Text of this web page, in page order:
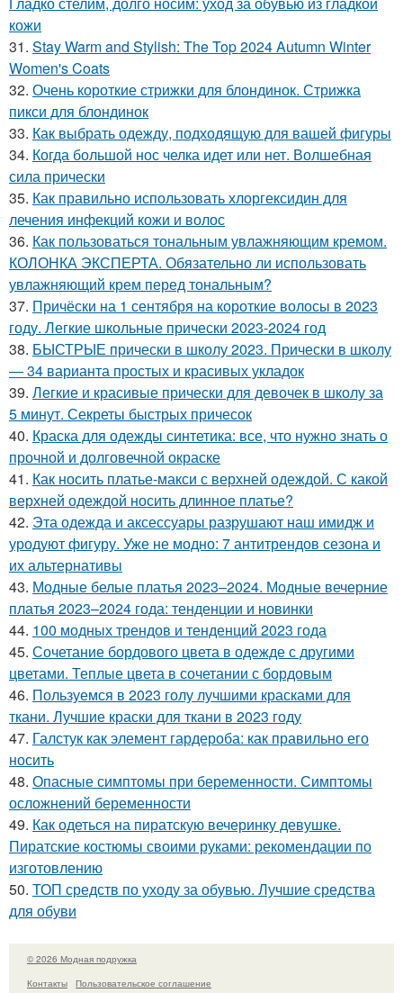
кожи
31. Stay Warm and Stylish: The Top 2024 Autumn Winter
Women's Coats
32. Очень короткие стрижки для блондинок. Стрижка
пикси для блондинок
33. Как выбрать одежду, подходящую для вашей фигуры
34. Когда большой нос челка идет или нет. Волшебная
сила прически
35. Как правильно использовать хлоргексидин для
лечения инфекций кожи и волос
36. Как пользоваться тональным увлажняющим кремом.
КОЛОНКА ЭКСПЕРТА. Обязательно ли использовать
увлажняющий крем перед тональным?
37. Причёски на 1 сентября на короткие волосы в 2023
году. Легкие школьные прически 2023-2024 год
38. БЫСТРЫЕ прически в школу 2023. Прически в школу
— 34 варианта простых и красивых укладок
39. Легкие и красивые прически для девочек в школу за
5 минут. Секреты быстрых причесок
40. Краска для одежды синтетика: все, что нужно знать о
прочной и долговечной окраске
41. Как носить платье-макси с верхней одеждой. С какой
верхней одеждой носить длинное платье?
42. Эта одежда и аксессуары разрушают наш имидж и
уродуют фигуру. Уже не модно: 7 антитрендов сезона и
их альтернативы
43. Модные белые платья 2023–2024. Модные вечерние
платья 2023–2024 года: тенденции и новинки
44. 100 модных трендов и тенденций 2023 года
45. Сочетание бордового цвета в одежде с другими
цветами. Теплые цвета в сочетании с бордовым
46. Пользуемся в 2023 голу лучшими красками для
ткани. Лучшие краски для ткани в 2023 году
47. Галстук как элемент гардероба: как правильно его
носить
48. Опасные симптомы при беременности. Симптомы
осложнений беременности
49. Как одеться на пиратскую вечеринку девушке.
Пиратские костюмы своими руками: рекомендации по
изготовлению
50. ТОП средств по уходу за обувью. Лучшие средства
для обуви
© 2026 Модная подружка
Контакты
Пользовательское соглашение